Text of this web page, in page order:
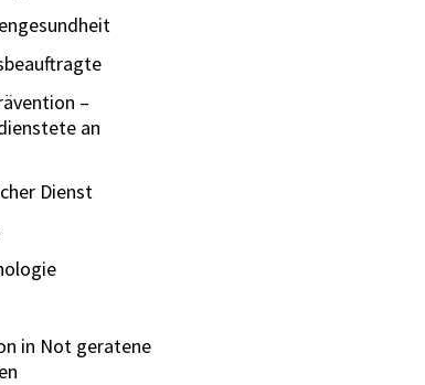
–
an
Dienst
-
innengesundheit
in Not geratene